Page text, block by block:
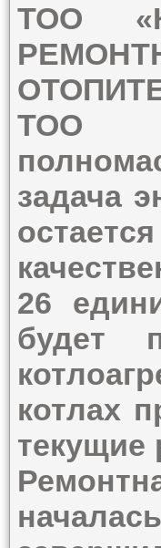
ТОО
ТОО
задача
26
будет
котлах
текущие